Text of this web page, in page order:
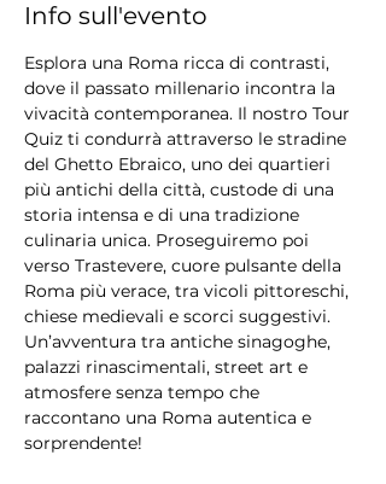
Info sull'evento
Esplora una Roma ricca di contrasti,
dove il passato millenario incontra la
vivacità contemporanea. Il nostro Tour
Quiz ti condurrà attraverso le stradine
del Ghetto Ebraico, uno dei quartieri
più antichi della città, custode di una
storia intensa e di una tradizione
culinaria unica. Proseguiremo poi
verso Trastevere, cuore pulsante della
Roma più verace, tra vicoli pittoreschi,
chiese medievali e scorci suggestivi.
Un’avventura tra antiche sinagoghe,
palazzi rinascimentali, street art e
atmosfere senza tempo che
raccontano una Roma autentica e
sorprendente!